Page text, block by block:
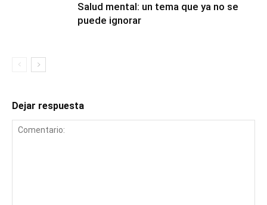
Salud mental: un tema que ya no se
puede ignorar
Dejar respuesta